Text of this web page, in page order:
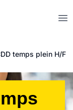
temps plein H/F